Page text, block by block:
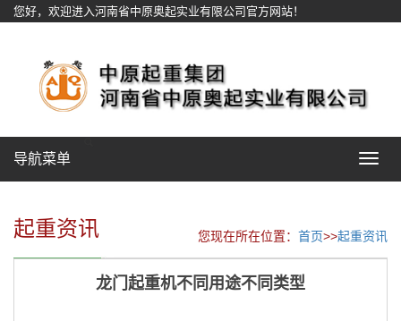
您好，欢迎进入河南省中原奥起实业有限公司官方网站！
Toggle
导航菜单
起重资讯 您现在所在位置： 首页>>起重资讯
龙门起重机不同用途不同类型